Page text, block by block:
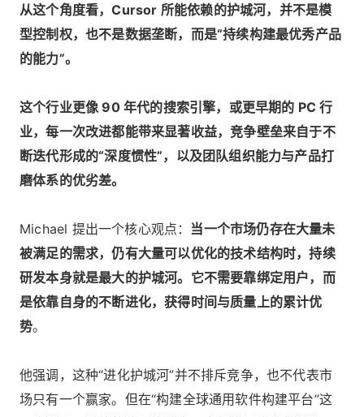
从这个角度看，Cursor 所能依赖的护城河，并不是模
型控制权，也不是数据垄断，而是“持续构建最优秀产品
的能力”。
这个行业更像 90 年代的搜索引擎，或更早期的 PC 行
业，每一次改进都能带来显著收益，竞争壁垒来自于不
断迭代形成的“深度惯性”，以及团队组织能力与产品打
磨体系的优劣差。
Michael 提出一个核心观点： 当一个市场仍存在大量未
被满足的需求，仍有大量可以优化的技术结构时，持续
研发本身就是最大的护城河。它不需要靠绑定用户，而
是依靠自身的不断进化，获得时间与质量上的累计优
势。
他强调，这种“进化护城河”并不排斥竞争，也不代表市
场只有一个赢家。但在“构建全球通用软件构建平台”这